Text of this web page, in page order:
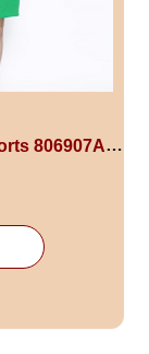
Green Swim Shorts 806907A815